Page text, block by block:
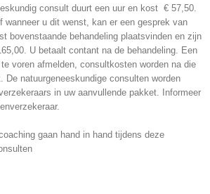
consult duurt een uur en kost € 57,50.
wanneer u dit wenst, kan er een gesprek van
bovenstaande behandeling plaatsvinden en zijn
U betaalt contant na de behandeling. Een
voren afmelden, consultkosten worden na die
De natuurgeneeskundige consulten worden
in uw aanvullende pakket. Informeer
gaan hand in hand tijdens deze